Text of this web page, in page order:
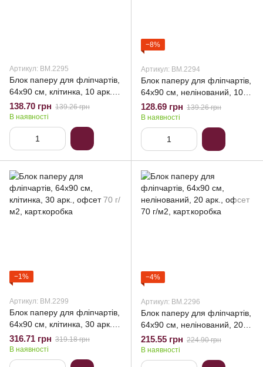
Артикул: BM.2295
Блок паперу для фліпчартів,
64х90 см, клітинка, 10 арк.,
офсет 70 г/м2, карт.коробка
138.70 грн 139.26 грн
В наявності
−8%
Артикул: BM.2294
Блок паперу для фліпчартів,
64х90 см, нелінований, 10
арк., офсет 70 г/м2,
карт.коробка
128.69 грн 139.26 грн
В наявності
−1%
Артикул: BM.2299
Блок паперу для фліпчартів,
64х90 см, клітинка, 30 арк.,
офсет 70 г/м2, карт.коробка
316.71 грн 319.18 грн
В наявності
−4%
Артикул: BM.2296
Блок паперу для фліпчартів,
64х90 см, нелінований, 20
арк., офсет 70 г/м2,
карт.коробка
215.55 грн 224.90 грн
В наявності